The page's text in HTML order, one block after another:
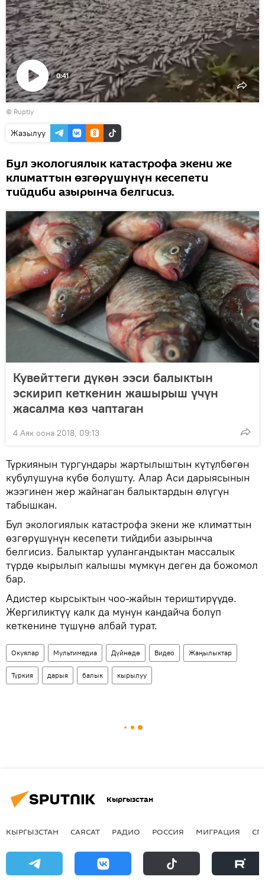
Видеону
көрсөтүү
0:41
© Ruptly
Жазылуу
Бул экологиялык катастрофа экени же
климаттын өзгөрүшүнүн кесепети
тийдиби азырынча белгисиз.
Кувейттеги дүкөн ээси балыктын
эскирип кеткенин жашырыш үчүн
жасалма көз чаптаган
4 Аяк оона 2018, 09:13
Түркиянын тургундары жартылыштын күтүлбөгөн
кубулушуна күбө болушту. Алар Аси дарыясынын
жээгинен жер жайнаган балыктардын өлүгүн
табышкан.
Бул экологиялык катастрофа экени же климаттын
өзгөрүшүнүн кесепети тийдиби азырынча
белгисиз. Балыктар уулангандыктан массалык
түрдө кырылып калышы мүмкүн деген да божомол
бар.
Адистер кырсыктын чоо-жайын териштирүүдө.
Жергиликтүү калк да мунун кандайча болуп
кеткенине түшүнө албай турат.
Окуялар Мультимедиа Дүйнөдө Видео Жаңылыктар
Түркия дарыя балык кырылуу
Кыргызстан
КЫРГЫЗСТАН САЯСАТ РАДИО РОССИЯ МИГРАЦИЯ